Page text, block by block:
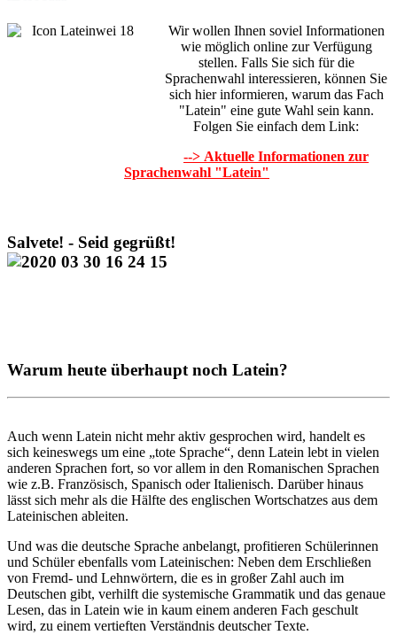
Wir wollen Ihnen soviel Informationen
wie möglich online zur Verfügung
stellen. Falls Sie sich für die
Sprachenwahl interessieren, können Sie
sich hier informieren, warum das Fach
"Latein" eine gute Wahl sein kann.
Folgen Sie einfach dem Link:
--> Aktuelle Informationen zur
Sprachenwahl "Latein"
Salvete! - Seid gegrüßt!
Warum heute überhaupt noch Latein?
Auch wenn Latein nicht mehr aktiv gesprochen wird, handelt es
sich keineswegs um eine „tote Sprache“, denn Latein lebt in vielen
anderen Sprachen fort, so vor allem in den Romanischen Sprachen
wie z.B. Französisch, Spanisch oder Italienisch. Darüber hinaus
lässt sich mehr als die Hälfte des englischen Wortschatzes aus dem
Lateinischen ableiten.
Und was die deutsche Sprache anbelangt, profitieren Schülerinnen
und Schüler ebenfalls vom Lateinischen: Neben dem Erschließen
von Fremd- und Lehnwörtern, die es in großer Zahl auch im
Deutschen gibt, verhilft die systemische Grammatik und das genaue
Lesen, das in Latein wie in kaum einem anderen Fach geschult
wird, zu einem vertieften Verständnis deutscher Texte.